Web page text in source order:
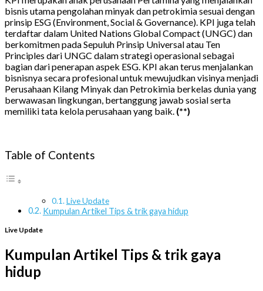
bisnis utama pengolahan minyak dan petrokimia sesuai dengan
prinsip ESG (Environment, Social & Governance). KPI juga telah
terdaftar dalam United Nations Global Compact (UNGC) dan
berkomitmen pada Sepuluh Prinsip Universal atau Ten
Principles dari UNGC dalam strategi operasional sebagai
bagian dari penerapan aspek ESG. KPI akan terus menjalankan
bisnisnya secara profesional untuk mewujudkan visinya menjadi
Perusahaan Kilang Minyak dan Petrokimia berkelas dunia yang
berwawasan lingkungan, bertanggung jawab sosial serta
memiliki tata kelola perusahaan yang baik. (**)
Table of Contents
Live Update
Kumpulan Artikel Tips & trik gaya hidup
Live Update
Kumpulan Artikel Tips & trik gaya
hidup